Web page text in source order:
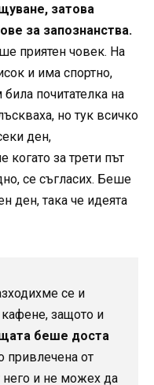
затова
за запознанства.
приятен човек. На
и има спортно,
почитателка на
но тук всичко
ден,
когато за трети път
се съгласих. Беше
ден, така че идеята
се и
защото и
беше доста
привлечена от
него и не можех да